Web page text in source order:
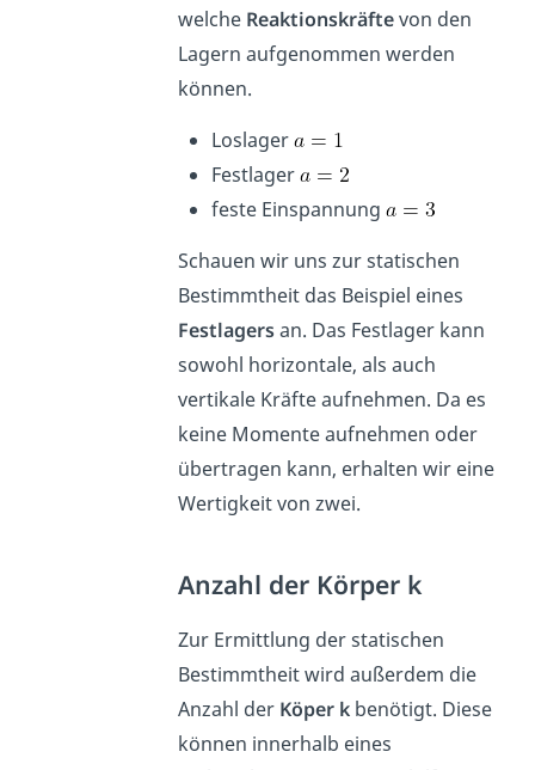
welche Reaktionskräftevon den
Lagern aufgenommen werden
können.
Loslager
Festlager
feste Einspannung
Schauen wir uns zur statischen
Bestimmtheit das Beispiel eines
Festlagersan. Das Festlager kann
sowohl horizontale, als auch
vertikale Kräfte aufnehmen. Da es
keine Momente aufnehmen oder
übertragen kann, erhalten wir eine
Wertigkeit von zwei.
Anzahl der Körper k
Zur Ermittlung der statischen
Bestimmtheit wird außerdem die
Anzahl der Köper kbenötigt. Diese
können innerhalb eines